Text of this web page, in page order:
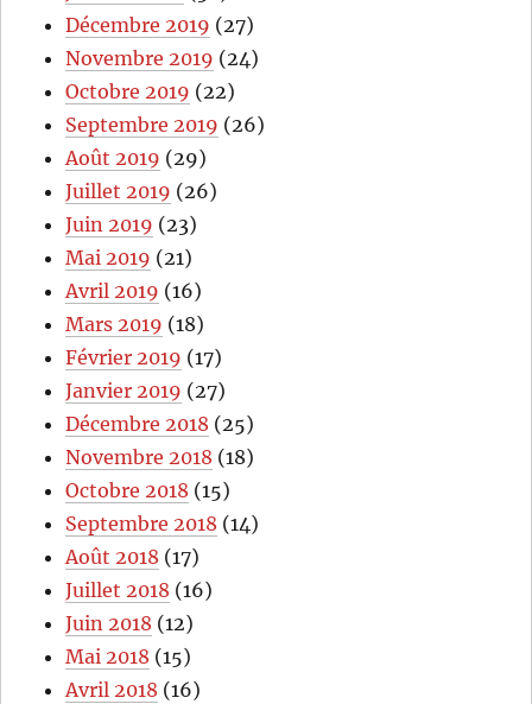
Décembre 2019 (27)
Novembre 2019 (24)
Octobre 2019 (22)
Septembre 2019 (26)
Août 2019 (29)
Juillet 2019 (26)
Juin 2019 (23)
Mai 2019 (21)
Avril 2019 (16)
Mars 2019 (18)
Février 2019 (17)
Janvier 2019 (27)
Décembre 2018 (25)
Novembre 2018 (18)
Octobre 2018 (15)
Septembre 2018 (14)
Août 2018 (17)
Juillet 2018 (16)
Juin 2018 (12)
Mai 2018 (15)
Avril 2018 (16)